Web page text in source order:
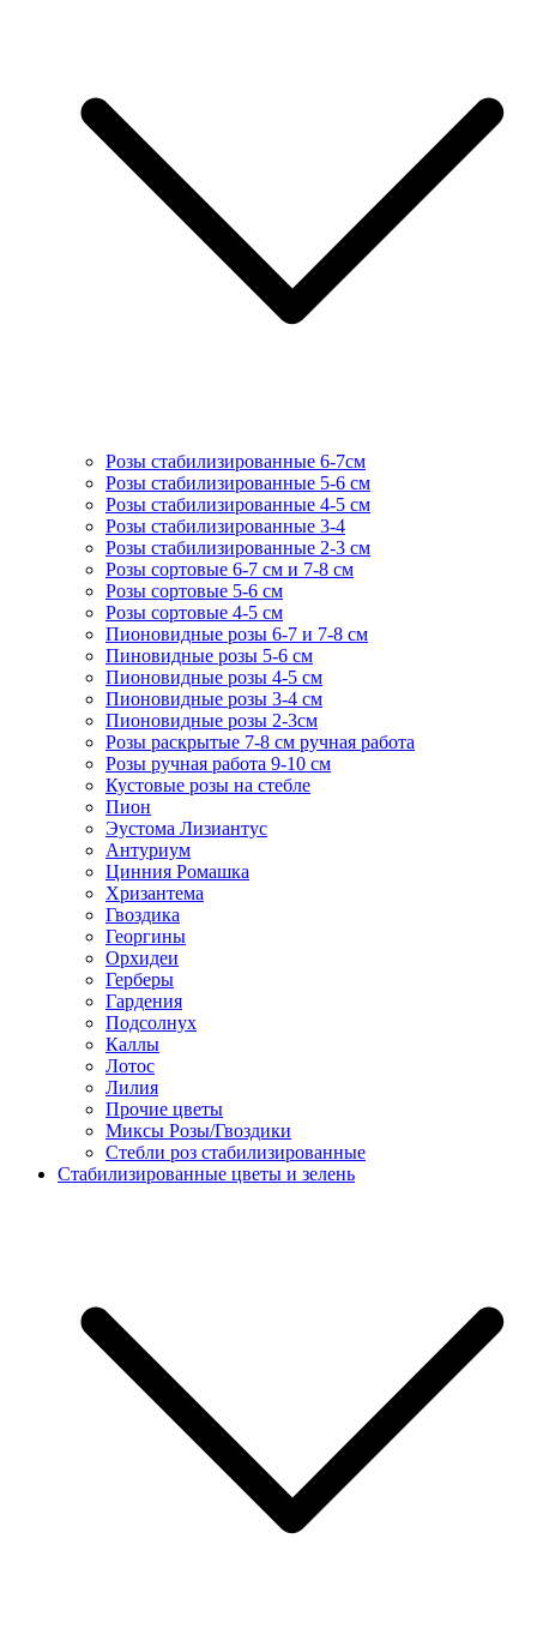
Розы стабилизированные 6-7см
Розы стабилизированные 5-6 см
Розы стабилизированные 4-5 см
Розы стабилизированные 3-4
Розы стабилизированные 2-3 см
Розы сортовые 6-7 см и 7-8 см
Розы сортовые 5-6 см
Розы сортовые 4-5 см
Пионовидные розы 6-7 и 7-8 см
Пиновидные розы 5-6 см
Пионовидные розы 4-5 см
Пионовидные розы 3-4 см
Пионовидные розы 2-3см
Розы раскрытые 7-8 см ручная работа
Розы ручная работа 9-10 см
Кустовые розы на стебле
Пион
Эустома Лизиантус
Антуриум
Цинния Ромашка
Хризантема
Гвоздика
Георгины
Орхидеи
Герберы
Гардения
Подсолнух
Каллы
Лотос
Лилия
Прочие цветы
Миксы Розы/Гвоздики
Стебли роз стабилизированные
Стабилизированные цветы и зелень